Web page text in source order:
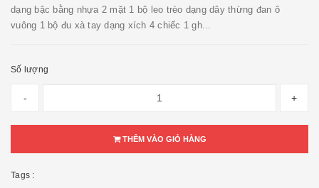
dạng bậc bằng nhựa 2 mặt 1 bộ leo trèo dạng dây thừng đan ô
vuông 1 bộ đu xà tay dạng xích 4 chiếc 1 gh...
Số lượng
- +
THÊM VÀO GIỎ HÀNG
Tags :